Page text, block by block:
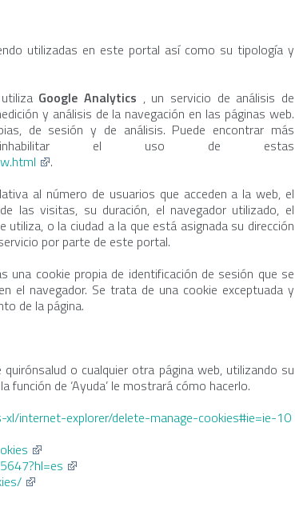
utilizadas en este portal así como su tipología y
Google Analytics , un servicio de análisis de
y análisis de la navegación en las páginas web.
de sesión y de análisis. Puede encontrar más
el uso de estas
.
al número de usuarios que acceden a la web, el
las visitas, su duración, el navegador utilizado, el
o la ciudad a la que está asignada su dirección
por parte de este portal.
una cookie propia de identificación de sesión que se
el navegador. Se trata de una cookie exceptuada y
de la página.
o cualquier otra página web, utilizando su
función de ‘Ayuda’ le mostrará cómo hacerlo.
internet-explorer/delete-manage-cookies#ie=ie-10